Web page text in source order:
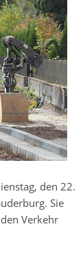
den 22.
Sie
Verkehr